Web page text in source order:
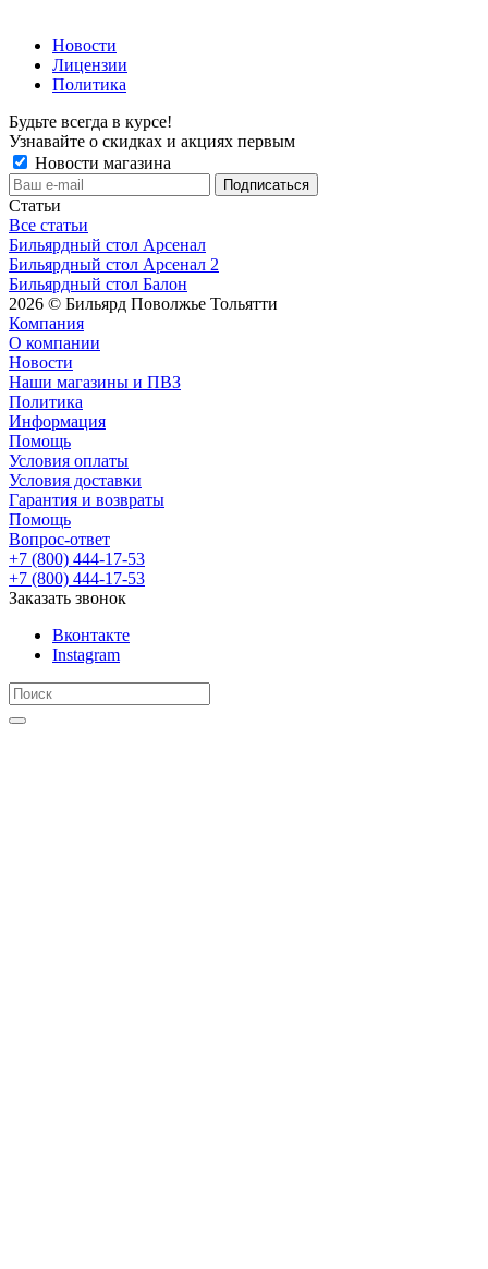
Новости
Лицензии
Политика
Будьте всегда в курсе!
Узнавайте о скидках и акциях первым
Новости магазина
Статьи
Все статьи
Бильярдный стол Арсенал
Бильярдный стол Арсенал 2
Бильярдный стол Балон
2026 © Бильярд Поволжье Тольятти
Компания
О компании
Новости
Наши магазины и ПВЗ
Политика
Информация
Помощь
Условия оплаты
Условия доставки
Гарантия и возвраты
Помощь
Вопрос-ответ
+7 (800) 444-17-53
+7 (800) 444-17-53
Заказать звонок
Вконтакте
Instagram